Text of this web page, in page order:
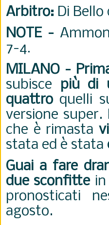
Arbitro: Di Bello
NOTE -
7-4.
MILANO -
subisce più di
quattroquelli
versione super.
che è rimasta
stata ed è stata
Guai a fare
due sconfittein
pronosticati
agosto.